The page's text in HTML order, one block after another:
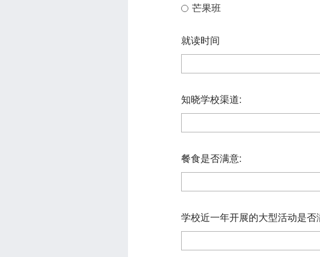
芒果班
就读时间
知晓学校渠道:
餐食是否满意:
学校近一年开展的大型活动是否